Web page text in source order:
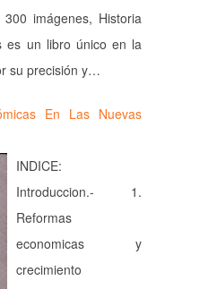
imágenes, Historia
es un libro único en la
su precisión y…
En Las Nuevas
INDICE:
Introduccion.- 1.
Reformas
economicas y
crecimiento